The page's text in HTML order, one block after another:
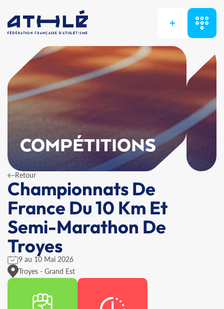
+
COMPÉTITIONS
Retour
Championnats De
France Du 10 Km Et
Semi-Marathon De
Troyes
9 au 10 Mai 2026
Troyes - Grand Est